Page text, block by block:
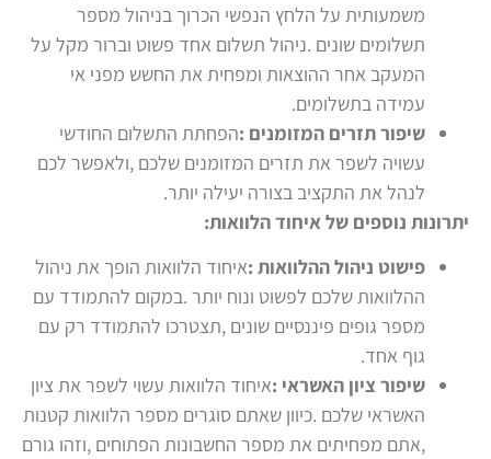
משמעותית על הלחץ הנפשי הכרוך בניהול מספר
תשלומים שונים .ניהול תשלום אחד פשוט וברור מקל על
המעקב אחר ההוצאות ומפחית את החשש מפני אי
עמידה בתשלומים.
שיפור תזרים המזומנים :הפחתת התשלום החודשי
עשויה לשפר את תזרים המזומנים שלכם ,ולאפשר לכם
לנהל את התקציב בצורה יעילה יותר.
יתרונות נוספים של איחוד הלוואות:
פישוט ניהול ההלוואות :איחוד הלוואות הופך את ניהול
ההלוואות שלכם לפשוט ונוח יותר .במקום להתמודד עם
מספר גופים פיננסיים שונים ,תצטרכו להתמודד רק עם
גוף אחד.
שיפור ציון האשראי :איחוד הלוואות עשוי לשפר את ציון
האשראי שלכם .כיוון שאתם סוגרים מספר הלוואות קטנות
,אתם מפחיתים את מספר החשבונות הפתוחים ,וזהו גורם